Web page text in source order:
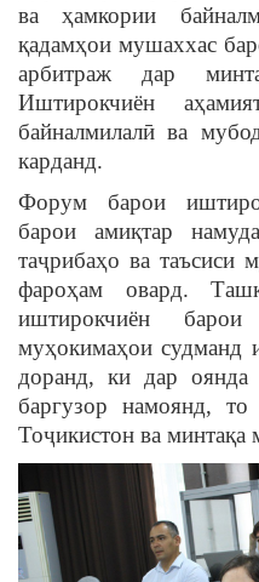
ва ҳамкории
қадамҳои мушаххас
арбитраж дар
Иштирокчиён
байналмилалӣ ва
карданд.
Форум барои
барои амиқтар
таҷрибаҳо ва таъсиси
фароҳам овард.
иштирокчиён
муҳокимаҳои судманд
доранд, ки дар оянда
баргузор намоянд,
Тоҷикистон ва